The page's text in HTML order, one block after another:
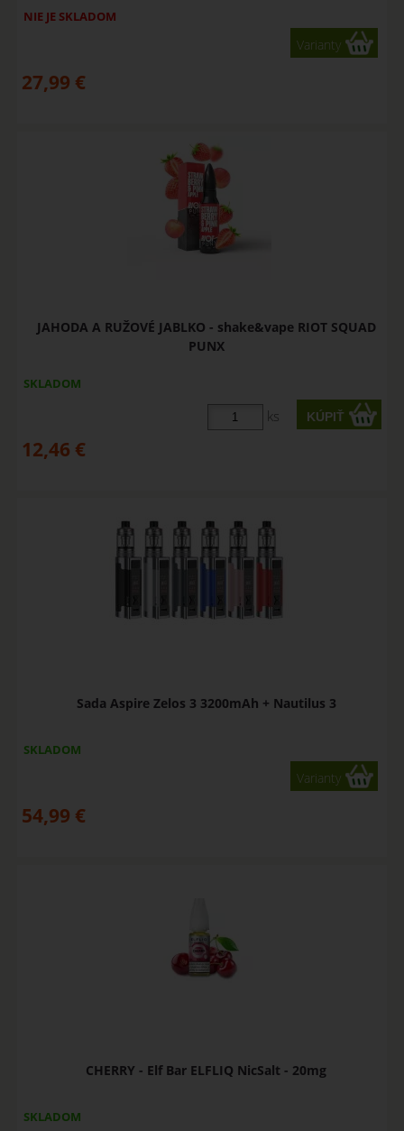
NIE JE SKLADOM
Varianty
27,99 €
JAHODA A RUŽOVÉ JABLKO - shake&vape RIOT SQUAD
PUNX
SKLADOM
ks
12,46 €
Sada Aspire Zelos 3 3200mAh + Nautilus 3
SKLADOM
Varianty
54,99 €
CHERRY - Elf Bar ELFLIQ NicSalt - 20mg
SKLADOM